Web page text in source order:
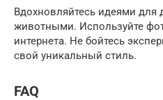
Вдохновляйтесь идеями для
животными. Используйте
интернета. Не бойтесь
свой уникальный стиль.
FAQ